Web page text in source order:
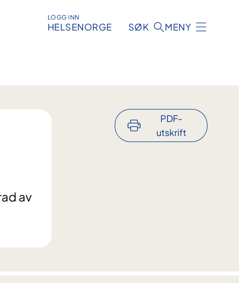
LOGG INN
HELSENORGE SØK MENY
av
PDF-
utskrift